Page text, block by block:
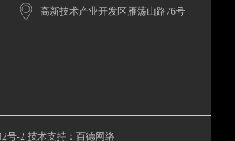
高新技术产业开发区雁荡山路76号
号-2技术支持： 百德网络